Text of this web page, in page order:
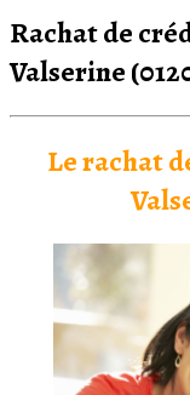
Rachat de
Valserine
Le rachat